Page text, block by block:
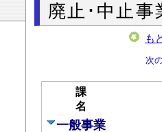
廃止･中止事
も
次
課
名
一般事業